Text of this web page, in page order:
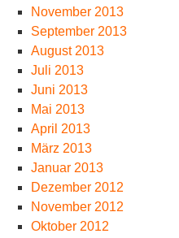
November 2013
September 2013
August 2013
Juli 2013
Juni 2013
Mai 2013
April 2013
März 2013
Januar 2013
Dezember 2012
November 2012
Oktober 2012